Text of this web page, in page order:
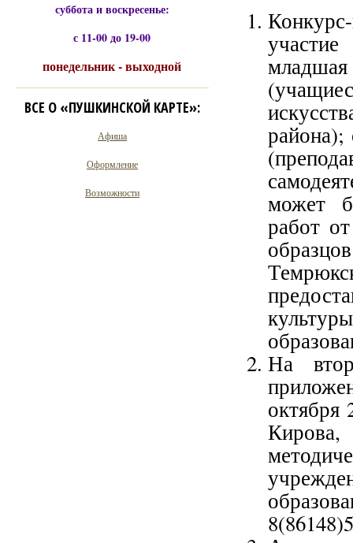
района);
может
работ
На
октября
суббота и воскресенье:
с 11-00 до 19-00
понедельник - выходной
ВСЕ О «ПУШКИНСКОЙ КАРТЕ»:
Афиша
Оформление
Возможности